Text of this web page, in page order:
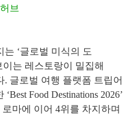
브
‘글로벌 미식의 도
는 레스토랑이 밀집해
. 글로벌 여행 플랫폼 트립어
‘Best Food Destinations 2026’
마에 이어 4위를 차지하며